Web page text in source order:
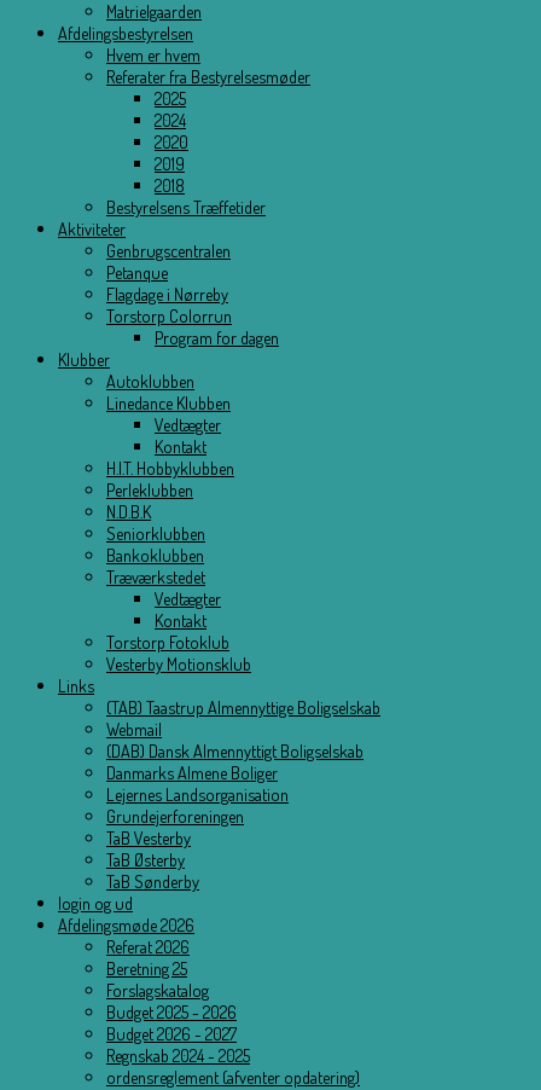
Matrielgaarden
Afdelingsbestyrelsen
Hvem er hvem
Referater fra Bestyrelsesmøder
2025
2024
2020
2019
2018
Bestyrelsens Træffetider
Aktiviteter
Genbrugscentralen
Petanque
Flagdage i Nørreby
Torstorp Colorrun
Program for dagen
Klubber
Autoklubben
Linedance Klubben
Vedtægter
Kontakt
H.I.T. Hobbyklubben
Perleklubben
N.D.B.K
Seniorklubben
Bankoklubben
Træværkstedet
Vedtægter
Kontakt
Torstorp Fotoklub
Vesterby Motionsklub
Links
(TAB) Taastrup Almennyttige Boligselskab
Webmail
(DAB) Dansk Almennyttigt Boligselskab
Danmarks Almene Boliger
Lejernes Landsorganisation
Grundejerforeningen
TaB Vesterby
TaB Østerby
TaB Sønderby
login og ud
Afdelingsmøde 2026
Referat 2026
Beretning 25
Forslagskatalog
Budget 2025 - 2026
Budget 2026 - 2027
Regnskab 2024 - 2025
ordensreglement (afventer opdatering)